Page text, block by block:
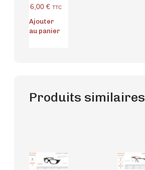
6,00 € TTC
Ajouter
au panier
Produits similaires